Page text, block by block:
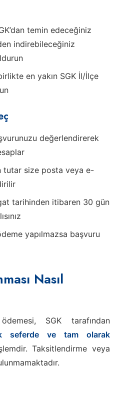
temin edeceğiniz
indirebileceğiniz
en yakın SGK İl/İlçe
değerlendirerek
tutar size posta veya e-
tarihinden itibaren 30 gün
yapılmazsa başvuru
Nasıl
SGK tarafından
seferde ve tam olarak
Taksitlendirme veya